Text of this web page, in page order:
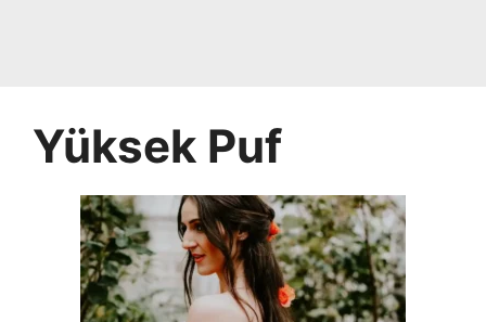
Yüksek Puf